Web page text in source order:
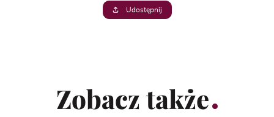
Udostępnij
Zobacz także